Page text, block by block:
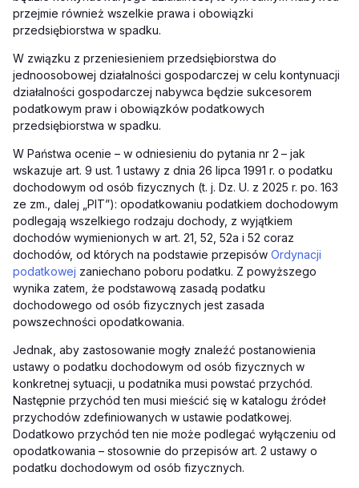
przejmie również wszelkie prawa i obowiązki
przedsiębiorstwa w spadku.
W związku z przeniesieniem przedsiębiorstwa do
jednoosobowej działalności gospodarczej w celu kontynuacji
działalności gospodarczej nabywca będzie sukcesorem
podatkowym praw i obowiązków podatkowych
przedsiębiorstwa w spadku.
W Państwa ocenie – w odniesieniu do pytania nr 2 – jak
wskazuje art. 9 ust. 1 ustawy z dnia 26 lipca 1991 r. o podatku
dochodowym od osób fizycznych (t. j. Dz. U. z 2025 r. po. 163
ze zm., dalej „PIT”): opodatkowaniu podatkiem dochodowym
podlegają wszelkiego rodzaju dochody, z wyjątkiem
dochodów wymienionych w art. 21, 52, 52a i 52 coraz
dochodów, od których na podstawie przepisów Ordynacji
podatkowej zaniechano poboru podatku. Z powyższego
wynika zatem, że podstawową zasadą podatku
dochodowego od osób fizycznych jest zasada
powszechności opodatkowania.
Jednak, aby zastosowanie mogły znaleźć postanowienia
ustawy o podatku dochodowym od osób fizycznych w
konkretnej sytuacji, u podatnika musi powstać przychód.
Następnie przychód ten musi mieścić się w katalogu źródeł
przychodów zdefiniowanych w ustawie podatkowej.
Dodatkowo przychód ten nie może podlegać wyłączeniu od
opodatkowania – stosownie do przepisów art. 2 ustawy o
podatku dochodowym od osób fizycznych.